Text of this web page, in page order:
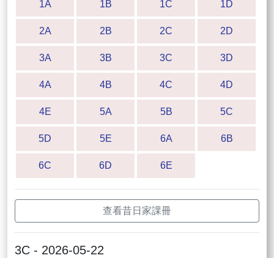
1A 1B 1C 1D
2A 2B 2C 2D
3A 3B 3C 3D
4A 4B 4C 4D
4E 5A 5B 5C
5D 5E 6A 6B
6C 6D 6E
查看昔日家課冊
3C - 2026-05-22